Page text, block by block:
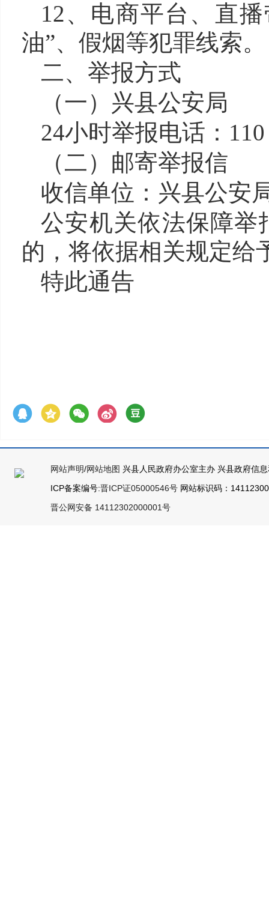
12、 电商平台、直
油”、假烟等犯罪线索。
二、举报方式
（一） 兴县公安局
24小时举报电话：110
（二）邮寄举报信
收信单位：兴县公安
公安机关依法保障举
的，将依据相关规定给
特此通告
网站声明/网站地图 兴县人民政府办公室主办 兴县政府信
ICP备案编号:晋ICP证05000546号 网站标识码：
晋公网安备 14112302000001号